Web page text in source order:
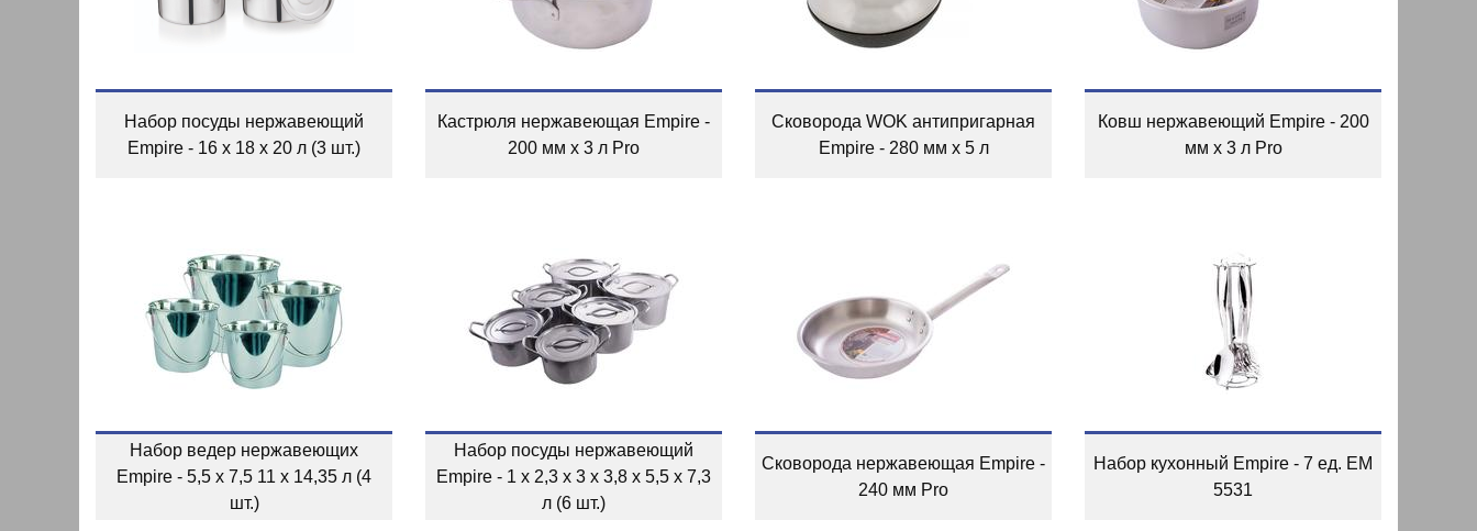
Набор посуды нержавеющий
Empire - 16 x 18 x 20 л (3 шт.)
Кастрюля нержавеющая Empire -
200 мм x 3 л Pro
Сковорода WOK антипригарная
Empire - 280 мм x 5 л
Ковш нержавеющий Empire - 200
мм x 3 л Pro
Набор ведер нержавеющих
Empire - 5,5 x 7,5 11 x 14,35 л (4
шт.)
Набор посуды нержавеющий
Empire - 1 x 2,3 x 3 x 3,8 x 5,5 x 7,3
л (6 шт.)
Сковорода нержавеющая Empire -
240 мм Pro
Набор кухонный Empire - 7 ед. EM
5531